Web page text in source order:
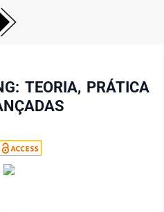
TEORIA, PRÁTICA